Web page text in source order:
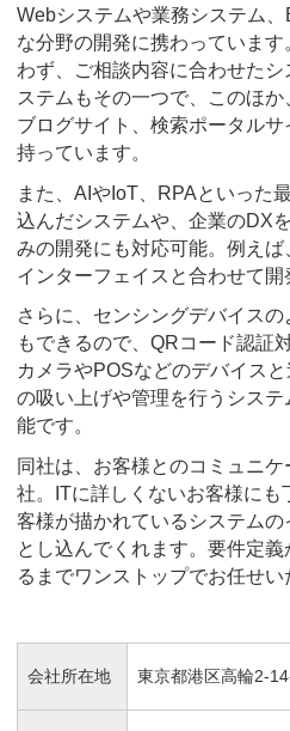
Webシステムや業務システム
な分野の開発に携わっていま
わず、ご相談内容に合わせた
ステムもその一つで、このほか
ブログサイト、検索ポータル
持っています。
また、AIやIoT、RPAといった
込んだシステムや、企業のDX
みの開発にも対応可能。例え
インターフェイスと合わせて開
さらに、センシングデバイス
もできるので、QRコード認証
カメラやPOSなどのデバイス
の吸い上げや管理を行うシス
能です。
同社は、お客様とのコミュニ
社。ITに詳しくないお客様にも
客様が描かれているシステム
とし込んでくれます。要件定
るまでワンストップでお任せい
会社所在地 東京都港区高輪2-